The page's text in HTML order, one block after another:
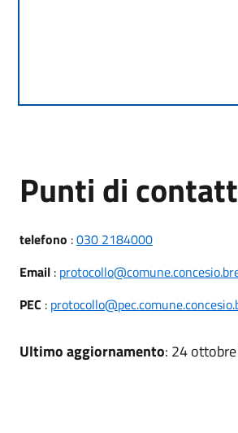
Punti di
telefono :030 2184000
Email:
PEC :
Ultimo aggiornamento: 24